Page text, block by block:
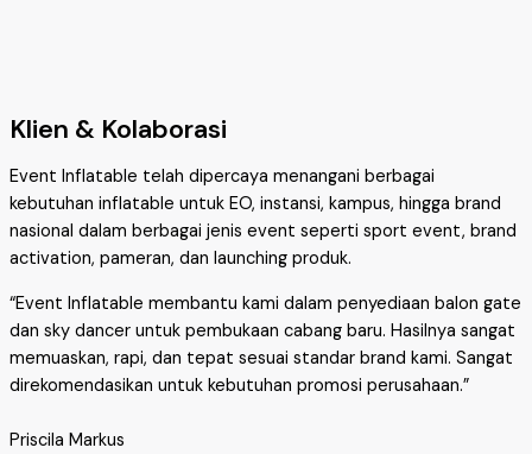
Klien & Kolaborasi
Event Inflatable telah dipercaya menangani berbagai
kebutuhan inflatable untuk EO, instansi, kampus, hingga brand
nasional dalam berbagai jenis event seperti sport event, brand
activation, pameran, dan launching produk.
“Event Inflatable membantu kami dalam penyediaan balon gate
dan sky dancer untuk pembukaan cabang baru. Hasilnya sangat
memuaskan, rapi, dan tepat sesuai standar brand kami. Sangat
direkomendasikan untuk kebutuhan promosi perusahaan.”
Priscila Markus